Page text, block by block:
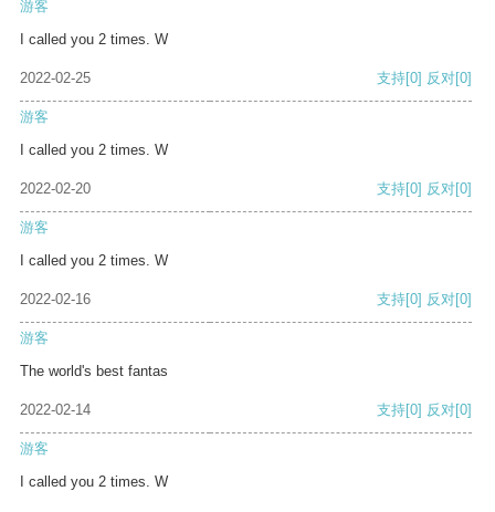
游客
I called you 2 times. W
2022-02-25 支持[0] 反对[0]
游客
I called you 2 times. W
2022-02-20 支持[0] 反对[0]
游客
I called you 2 times. W
2022-02-16 支持[0] 反对[0]
游客
The world's best fantas
2022-02-14 支持[0] 反对[0]
游客
I called you 2 times. W